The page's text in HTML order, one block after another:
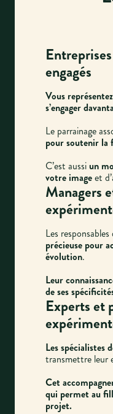
engagés
Vous
s’engager
Le parrainage
pour soutenir la
C’est aussiun
votre imageet
Managers
Les
précieuse pour
évolution.
Leur
de ses
Experts et
Les spécialistes
transmettre leur
Cet
qui permet au
projet.